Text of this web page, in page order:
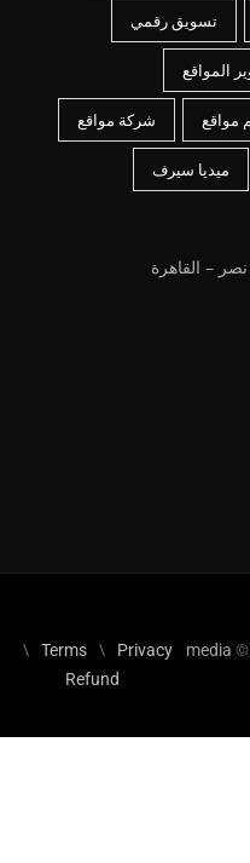
تسويق رقمي
المواقع
مواقع شركة مواقع
ميديا سيرف
©
media
Privacy
Terms
Refund